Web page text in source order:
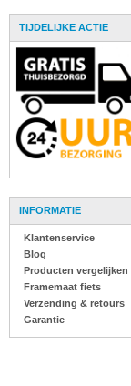
TIJDELIJKE ACTIE
INFORMATIE
Klantenservice
Blog
Producten vergelijken
Framemaat fiets
Verzending & retours
Garantie